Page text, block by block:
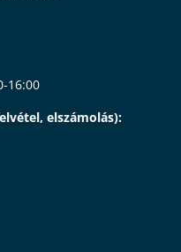
16:00
elszámolás):